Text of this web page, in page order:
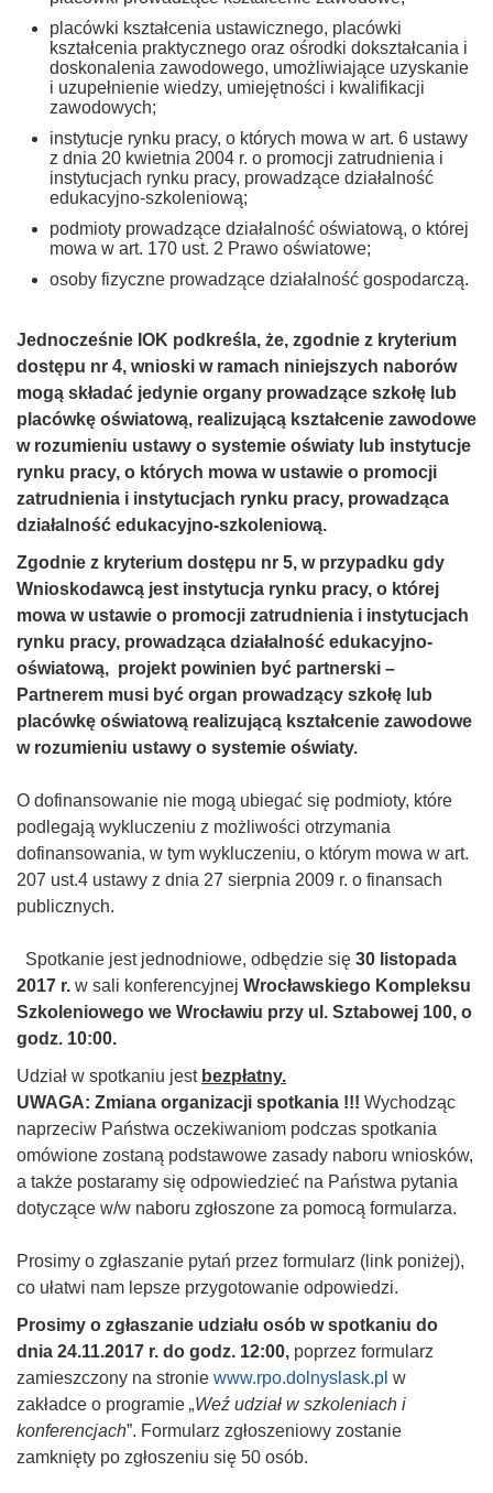
placówki kształcenia ustawicznego, placówki
kształcenia praktycznego oraz ośrodki dokształcania i
doskonalenia zawodowego, umożliwiające uzyskanie
i uzupełnienie wiedzy, umiejętności i kwalifikacji
zawodowych;
instytucje rynku pracy, o których mowa w art. 6 ustawy
z dnia 20 kwietnia 2004 r. o promocji zatrudnienia i
instytucjach rynku pracy, prowadzące działalność
edukacyjno-szkoleniową;
podmioty prowadzące działalność oświatową, o której
mowa w art. 170 ust. 2 Prawo oświatowe;
osoby fizyczne prowadzące działalność gospodarczą.
Jednocześnie IOK podkreśla, że, zgodnie z kryterium
dostępu nr 4, wnioski w ramach niniejszych naborów
mogą składać jedynie organy prowadzące szkołę lub
placówkę oświatową, realizującą kształcenie zawodowe
w rozumieniu ustawy o systemie oświaty lub instytucje
rynku pracy, o których mowa w ustawie o promocji
zatrudnienia i instytucjach rynku pracy, prowadząca
działalność edukacyjno-szkoleniową.
Zgodnie z kryterium dostępu nr 5, w przypadku gdy
Wnioskodawcą jest instytucja rynku pracy, o której
mowa w ustawie o promocji zatrudnienia i instytucjach
rynku pracy, prowadząca działalność edukacyjno-
oświatową, projekt powinien być partnerski –
Partnerem musi być organ prowadzący szkołę lub
placówkę oświatową realizującą kształcenie zawodowe
w rozumieniu ustawy o systemie oświaty.
O dofinansowanie nie mogą ubiegać się podmioty, które
podlegają wykluczeniu z możliwości otrzymania
dofinansowania, w tym wykluczeniu, o którym mowa w art.
207 ust.4 ustawy z dnia 27 sierpnia 2009 r. o finansach
publicznych.
Spotkanie jest jednodniowe, odbędzie się 30 listopada
2017 r. w sali konferencyjnej Wrocławskiego Kompleksu
Szkoleniowego we Wrocławiu przy ul. Sztabowej 100, o
godz. 10:00.
Udział w spotkaniu jest bezpłatny.
UWAGA: Zmiana organizacji spotkania !!! Wychodząc
naprzeciw Państwa oczekiwaniom podczas spotkania
omówione zostaną podstawowe zasady naboru wniosków,
a także postaramy się odpowiedzieć na Państwa pytania
dotyczące w/w naboru zgłoszone za pomocą formularza.
Prosimy o zgłaszanie pytań przez formularz (link poniżej),
co ułatwi nam lepsze przygotowanie odpowiedzi.
Prosimy o zgłaszanie udziału osób w spotkaniu do
dnia 24.11.2017 r. do godz. 12:00, poprzez formularz
zamieszczony na stronie www.rpo.dolnyslask.pl w
zakładce o programie „Weź udział w szkoleniach i
konferencjach”. Formularz zgłoszeniowy zostanie
zamknięty po zgłoszeniu się 50 osób.